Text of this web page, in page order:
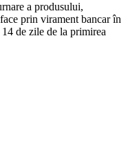
a produsului,
prin virament bancar în
de zile de la primirea